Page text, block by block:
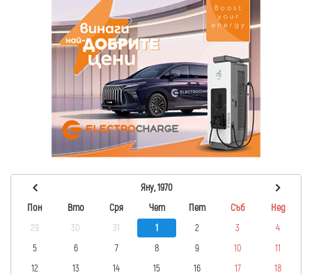
Яну, 1970
Пон
Вто Сря Чет Пет Съб
Нед
29
30 31 1 2 3
4
5
6 7 8 9 10
11
12
13 14 15 16 17 18